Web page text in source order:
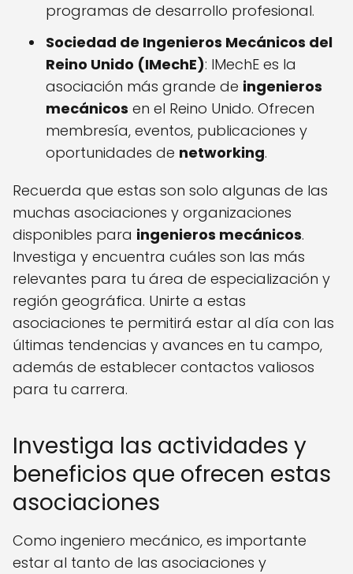
programas de desarrollo profesional.
Sociedad de Ingenieros Mecánicos del
Reino Unido (IMechE): IMechE es la
asociación más grande de ingenieros
mecánicos en el Reino Unido. Ofrecen
membresía, eventos, publicaciones y
oportunidades de networking.
Recuerda que estas son solo algunas de las
muchas asociaciones y organizaciones
disponibles para ingenieros mecánicos.
Investiga y encuentra cuáles son las más
relevantes para tu área de especialización y
región geográfica. Unirte a estas
asociaciones te permitirá estar al día con las
últimas tendencias y avances en tu campo,
además de establecer contactos valiosos
para tu carrera.
Investiga las actividades y
beneficios que ofrecen estas
asociaciones
Como ingeniero mecánico, es importante
estar al tanto de las asociaciones y